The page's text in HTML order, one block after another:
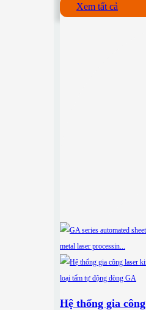
Xem tất cả
Hệ thống gia công